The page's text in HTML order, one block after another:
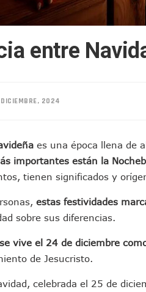
En Vallarta, Todos Los
Centro De Autismo Es Un
Lluvias Y Oleaje Elevado
Jóvenes En Movimiento
Pancho López; En La Mira
Citan A Siete Integrantes
IMSS Invierte 12.6 MDP
En Abril 2027 Terminarán
Puerto Vallarta Fortalece
Accidente En Un RZR,
Nidos De Lluvia Busca
Hallazgo De Yareli
entre
2024
es una época llena de
importantes están la
tienen significados y
estas festividades
sobre sus diferencias.
vive el 24 de diciembre
de Jesucristo.
celebrada el 25 de